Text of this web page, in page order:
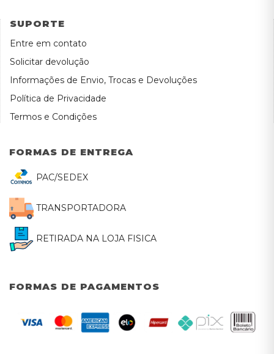
SUPORTE
Entre em contato
Solicitar devolução
Informações de Envio, Trocas e Devoluções
Política de Privacidade
Termos e Condições
FORMAS DE ENTREGA
PAC/SEDEX
TRANSPORTADORA
RETIRADA NA LOJA FISICA
FORMAS DE PAGAMENTOS